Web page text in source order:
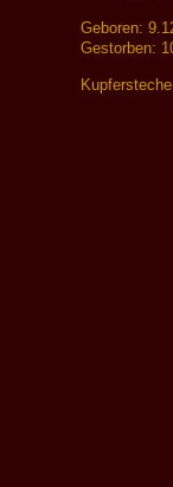
Geboren:
Gestorben: